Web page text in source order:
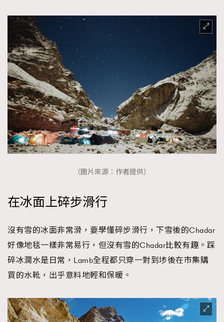
（圖片來源：作者提供）
在冰面上碎步滑行
沒有雪的冰面非常滑，要學懂碎步滑行，下雪後的Chadar
好像地毯一樣非常易行，但沒有雪的Chadar比較有趣。踩
碎冰澗水是日常，Lamb全程都只穿一對到埗後在市集購
買的水靴，出乎意料地輕和保暖。